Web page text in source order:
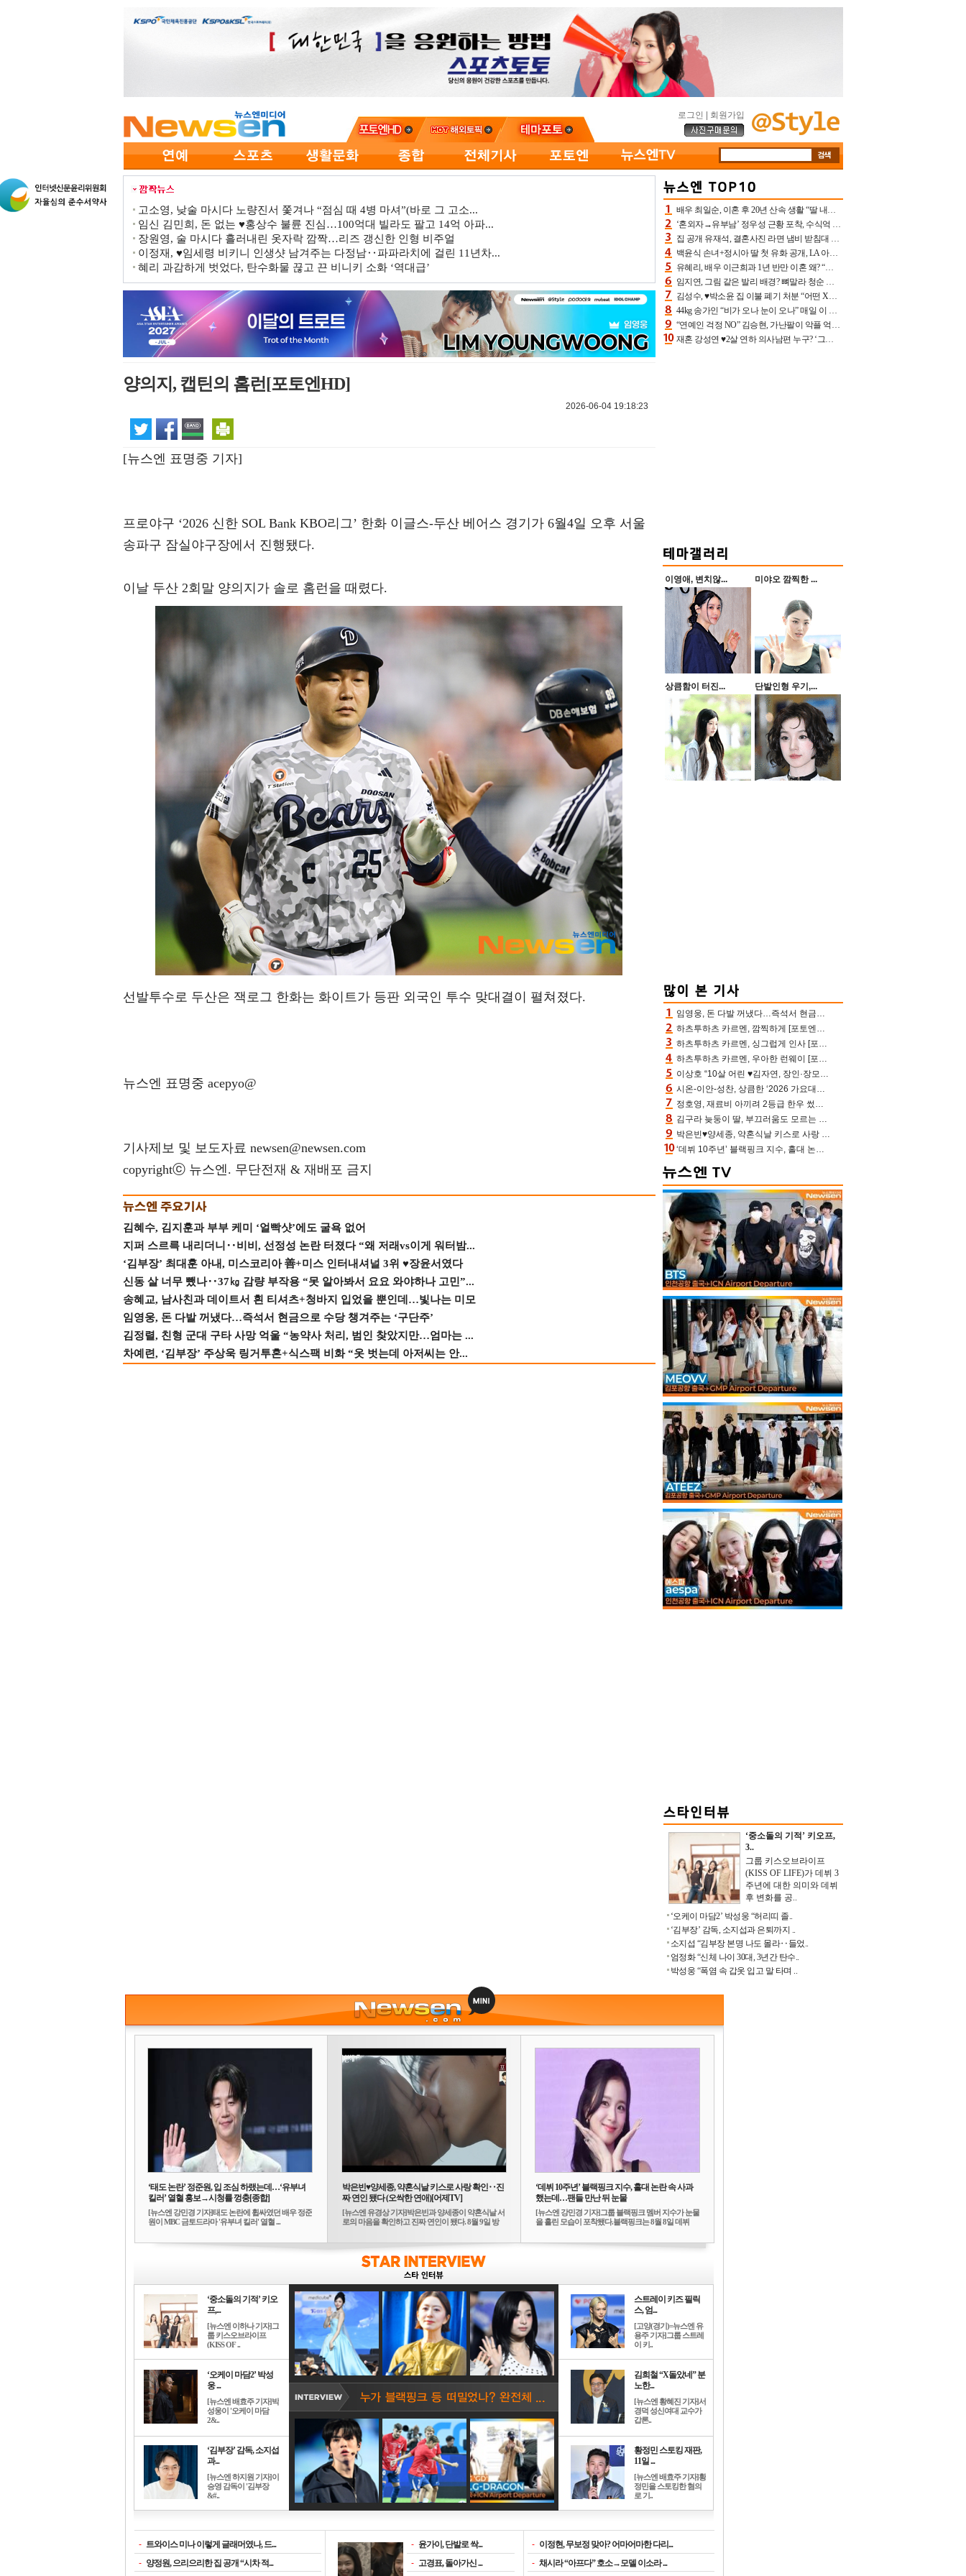
로그인 회원가입
고소영, 낮술 마시다 노량진서 쫓겨나 “점심 때 4병 마셔”(바로 그 고소...
임신 김민희, 돈 없는 ♥홍상수 불륜 진심…100억대 빌라도 팔고 14억 아파...
장원영, 술 마시다 흘러내린 옷자락 깜짝…리즈 갱신한 인형 비주얼
이정재, ♥임세령 비키니 인생샷 남겨주는 다정남‥파파라치에 걸린 11년차...
혜리 과감하게 벗었다, 탄수화물 끊고 끈 비니키 소화 ‘역대급’
양의지, 캡틴의 홈런[포토엔HD]
2026-06-04 19:18:23
[뉴스엔 표명중 기자]
프로야구 ‘2026 신한 SOL Bank KBO리그’ 한화 이글스-두산 베어스 경기가 6월4일 오후 서울
송파구 잠실야구장에서 진행됐다.
이날 두산 2회말 양의지가 솔로 홈런을 때렸다.
선발투수로 두산은 잭로그 한화는 화이트가 등판 외국인 투수 맞대결이 펼쳐졌다.
뉴스엔 표명중 acepyo@
기사제보 및 보도자료 newsen@newsen.com
copyrightⓒ 뉴스엔. 무단전재 & 재배포 금지
김혜수, 김지훈과 부부 케미 ‘얼빡샷’에도 굴욕 없어
지퍼 스르륵 내리더니‥비비, 선정성 논란 터졌다 “왜 저래vs이게 워터밤...
‘김부장’ 최대훈 아내, 미스코리아 善+미스 인터내셔널 3위 ♥장윤서였다
신동 살 너무 뺐나‥37㎏ 감량 부작용 “못 알아봐서 요요 와야하나 고민”...
송혜교, 남사친과 데이트서 흰 티셔츠+청바지 입었을 뿐인데…빛나는 미모
임영웅, 돈 다발 꺼냈다…즉석서 현금으로 수당 챙겨주는 ‘구단주’
김정렬, 친형 군대 구타 사망 억울 “농약사 처리, 범인 찾았지만…엄마는 ...
차예련, ‘김부장’ 주상욱 링거투혼+식스팩 비화 “옷 벗는데 아저씨는 안...
배우 최일순, 이혼 후 20년 산속 생활 “딸 내가 버렸다고 원망‥맘 아파”(특종)[어제TV]
‘혼외자→유부남’ 정우성 근황 포착, 수식억 해킹 피해 후배 만났다 “존경하는”
집 공개 유재석, 결혼사진 라면 냄비 받침대 되고 분노‥가족사진도 피해(놀뭐)[어제TV]
백윤식 손녀+정시아 딸 첫 유화 공개, LA 아트쇼→서울국제조각페스타 작가다운 수준급 실력
유혜리, 배우 이근희과 1년 반만 이혼 왜? “식칼 꽂고 의자 던져” 충격 폭로(특종)[어제TV]
임지연, 그림 같은 발리 배경? 뼈말라 청순 비키니 핏에 상대 안 되네
김성수, ♥박소윤 집 이불 폐기 처분 “어떤 X이랑 썼을지 몰라” 질투(신랑수업2)[어제TV]
44kg 송가인 “비가 오나 눈이 오나” 매일 이 운동, 허벅지 근육량 상승+체지방 감소
“연예인 걱정 NO” 김승현, 가난팔이 악플 억울할만‥아내+딸과 日 여행
재혼 강성연 ♥2살 연하 의사남편 누구? ‘그알’ 자문의에 훈남 비주얼 초엘리트 스펙 [종합]
이영애, 변치않... 미야오 깜찍한 ...
상큼함이 터진... 단발인형 우기,...
임영웅, 돈 다발 꺼냈다…즉석서 현금으로 수당 챙겨주는 ‘구단주’
하츠투하츠 카르멘, 깜찍하게 [포토엔HD]
하츠투하츠 카르멘, 싱그럽게 인사 [포토엔HD]
하츠투하츠 카르멘, 우아한 런웨이 [포토엔HD]
이상호 “10살 어린 ♥김자연, 장인·장모님 내 동안에 깜짝 놀라 허락”(아침마당)
시온-이안-성찬, 상큼한 ‘2026 가요대전 썸머’ MC [포토엔HD]
정호영, 재료비 아끼려 2등급 한우 썼다 위기 “고기 질겨” 혹평(스레파)
김구라 늦둥이 딸, 부끄러움도 모르는 끼쟁이…그리 “걔가 연예인 됐어야”(김그리)
박은빈♥양세종, 약혼식날 키스로 사랑 확인‥진짜 연인 됐다 (오싹한 연애)[어제TV]
‘데뷔 10주년’ 블랙핑크 지수, 홀대 논란 속 사과했는데…팬들 만난 뒤 눈물
‘중소돌의 기적’ 키오프,
3..
그룹 키스오브라이프
(KISS OF LIFE)가 데뷔 3
주년에 대한 의미와 데뷔
후 변화를 공..
‘오케이 마담2’ 박성웅 “허리띠 졸..
‘김부장’ 감독, 소지섭과 은퇴까지 ..
소지섭 “김부장 본명 나도 몰라‥들었..
엄정화 “신체 나이 30대, 3년간 탄수..
박성웅 “폭염 속 갑옷 입고 말 타며 ..
‘태도 논란’ 정준원, 입 조심 하랬는데…‘유부녀
킬러’ 열혈 홍보→시청률 껑충[종합]
[뉴스엔 강민경 기자]태도 논란에 휩싸였던 배우 정준
원이 MBC 금토드라마 '유부녀 킬러' 열혈 ...
박은빈♥양세종, 약혼식날 키스로 사랑 확인‥진
짜 연인 됐다 (오싹한 연애)[어제TV]
[뉴스엔 유경상 기자]박은빈과 양세종이 약혼식날 서
로의 마음을 확인하고 진짜 연인이 됐다. 8월 9일 방
‘데뷔 10주년’ 블랙핑크 지수, 홀대 논란 속 사과
했는데…팬들 만난 뒤 눈물
[뉴스엔 강민경 기자]그룹 블랙핑크 멤버 지수가 눈물
을 흘린 모습이 포착됐다.블랙핑크는 8월 8일 데뷔
‘중소돌의 기적’ 키오
프,...
[뉴스엔 이하나 기자]그
룹 키스오브라이프
(KISS OF ..
‘오케이 마담2’ 박성
웅 ...
[뉴스엔 배효주 기자]박
성웅이 '오케이 마담
2&..
‘김부장’ 감독, 소지섭
과...
[뉴스엔 하지원 기자]이
승영 감독이 '김부장
&#..
스트레이 키즈 필릭
스, 엄...
[고양(경기)=뉴스엔 유
용주 기자]그룹 스트레
이 키..
김희철 “X돌았네” 분
노한...
[뉴스엔 황혜진 기자]서
경덕 성신여대 교수가
갑론..
황정민 스토킹 재판,
11일 ...
[뉴스엔 배효주 기자]황
정민을 스토킹한 혐의
로 기..
- 트와이스 미나 이렇게 글래머였나, 드...
- 양정원, 으리으리한 집 공개 “시차 적...
- 윤가이, 단발로 싹...
- 고경표, 돌아가신 ...
- 이정현, 무보정 맞아? 어마어마한 다리...
- 채시라 “아프다” 호소→모델 이소라 ...